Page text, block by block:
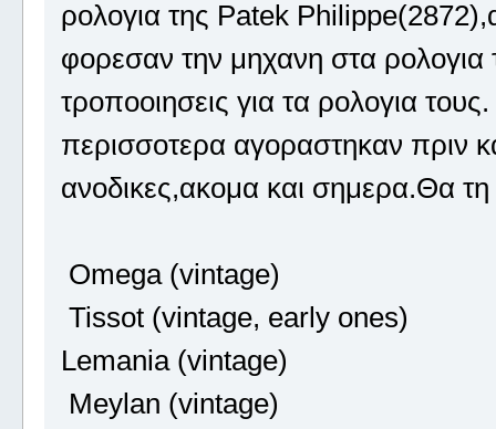
ρολoγια της Patek
φορεσαν την μηχανη στα ρολογια
τροποοιησεις για τα ρολογια
περισσοτερα αγοραστηκαν πριν
ανοδικες,ακομα και σημερα.Θα
Omega (vintage)
Tissot (vintage, early ones)
Lemania (vintage)
Meylan (vintage)